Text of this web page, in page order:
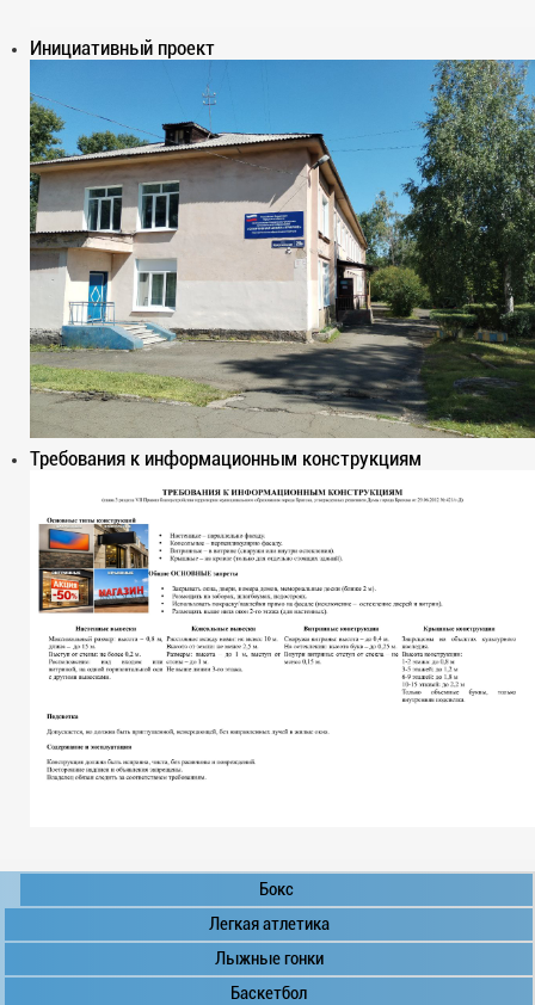
Инициативный проект
Требования к информационным конструкциям
Бокс
Легкая атлетика
Лыжные гонки
Баскетбол